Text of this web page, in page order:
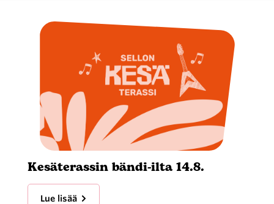
Kesäterassin bändi-ilta 14.8.
Lue lisää